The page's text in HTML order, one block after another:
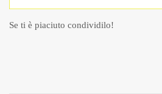
Se ti è piaciuto condividilo!